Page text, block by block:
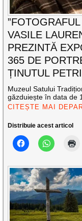
VASILE
PREZINTĂ
365 DE
ȚINUTUL
Muzeul Satului
găzduiește în data de
CITEȘTE MAI
Distribuie acest articol